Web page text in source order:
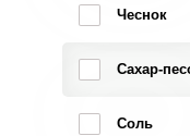
Чеснок
Сахар-
Соль